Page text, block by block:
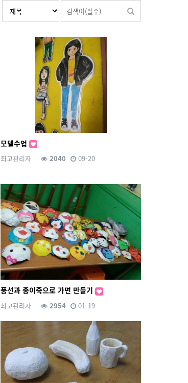
모델수업
최고관리자 2040 09-20
풍선과 종이죽으로 가면 만들기
최고관리자 2954 01-19